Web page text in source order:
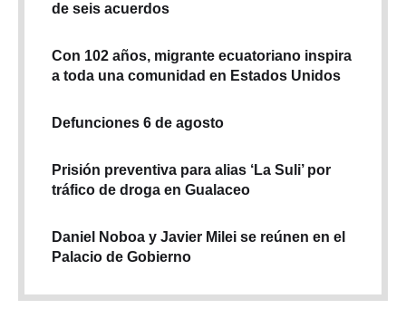
de seis acuerdos
Con 102 años, migrante ecuatoriano inspira
a toda una comunidad en Estados Unidos
Defunciones 6 de agosto
Prisión preventiva para alias ‘La Suli’ por
tráfico de droga en Gualaceo
Daniel Noboa y Javier Milei se reúnen en el
Palacio de Gobierno